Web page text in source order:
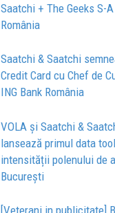
Saatchi + The Geeks S-
România
Saatchi & Saatchi
Credit Card cu Chef de
ING Bank România
VOLA și Saatchi &
lansează primul data
intensității polenului de
București